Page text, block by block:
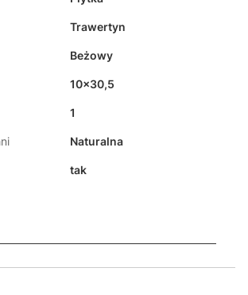
Trawertyn
Beżowy
10x30,5
1
Naturalna
tak